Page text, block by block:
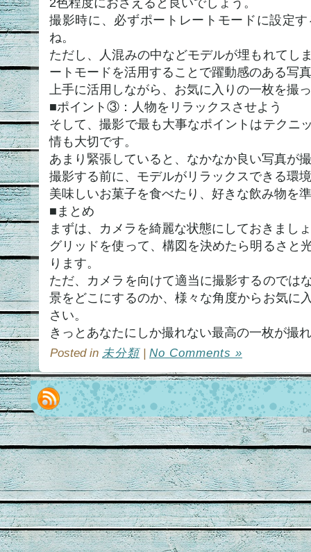
撮影時に、必ずポートレートモードに設定
ね。
ただし、人混みの中などモデルが埋もれてし
ートモードを活用することで躍動感のある写
上手に活用しながら、お気に入りの一枚を撮
■ポイント③：人物をリラックスさせよう
そして、撮影で最も大事なポイントはテクニ
情も大切です。
あまり緊張していると、なかなか良い写真が
撮影する前に、モデルがリラックスできる環
美味しいお菓子を食べたり、好きな飲み物を
■まとめ
まずは、カメラを綺麗な状態にしておきまし
グリッドを使って、構図を決めたら明るさと
ります。
ただ、カメラを向けて適当に撮影するのでは
景をどこにするのか、様々な角度からお気に
さい。
きっとあなたにしか撮れない最高の一枚が撮
Posted in 未分類| No Comments »